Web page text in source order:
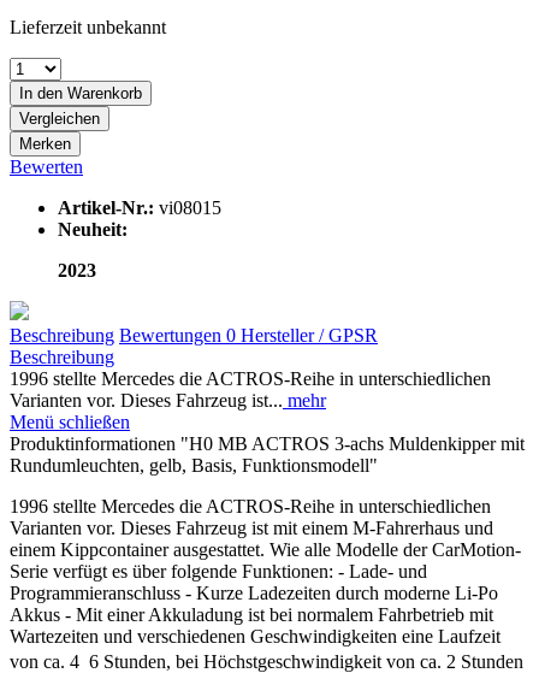
Lieferzeit unbekannt
In den Warenkorb
Vergleichen
Merken
Bewerten
Artikel-Nr.: vi08015
Neuheit:
2023
Beschreibung Bewertungen 0 Hersteller / GPSR
Beschreibung
1996 stellte Mercedes die ACTROS-Reihe in unterschiedlichen
Varianten vor. Dieses Fahrzeug ist... mehr
Menü schließen
Produktinformationen "H0 MB ACTROS 3-achs Muldenkipper mit
Rundumleuchten, gelb, Basis, Funktionsmodell"
1996 stellte Mercedes die ACTROS-Reihe in unterschiedlichen
Varianten vor. Dieses Fahrzeug ist mit einem M-Fahrerhaus und
einem Kippcontainer ausgestattet. Wie alle Modelle der CarMotion-
Serie verfügt es über folgende Funktionen: - Lade- und
Programmieranschluss - Kurze Ladezeiten durch moderne Li-Po
Akkus - Mit einer Akkuladung ist bei normalem Fahrbetrieb mit
Wartezeiten und verschiedenen Geschwindigkeiten eine Laufzeit
von ca. 4  6 Stunden, bei Höchstgeschwindigkeit von ca. 2 Stunden